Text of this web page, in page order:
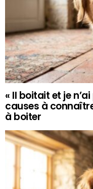
« Il boitait et je
causes à
à boiter